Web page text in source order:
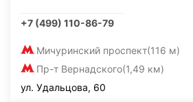
+7 (499) 110-86-79
Мичуринский проспект(116 м)
Пр-т Вернадского(1,49 км)
ул. Удальцова, 60